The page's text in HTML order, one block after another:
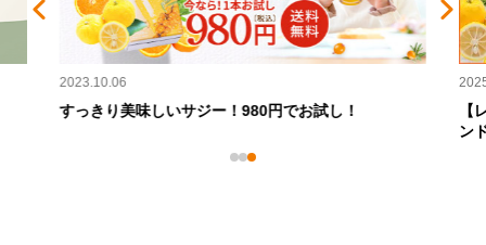
2025.10.01
【レシピ集付・1000名限定♪】サジーワン＜柑橘ブレ
【